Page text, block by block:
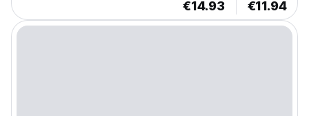
€14.93 €11.94